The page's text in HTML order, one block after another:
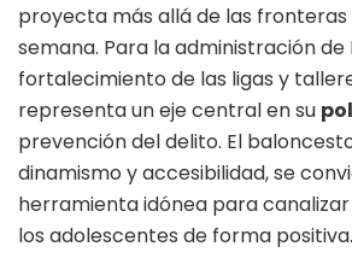
proyecta más allá de las fronteras
semana. Para la administración
fortalecimiento de las ligas y
representa un eje central en su
prevención del delito. El
dinamismo y accesibilidad, se
herramienta idónea para
los adolescentes de forma positiva.